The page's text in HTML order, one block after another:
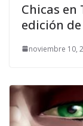
Chicas
edición
noviembre 10,